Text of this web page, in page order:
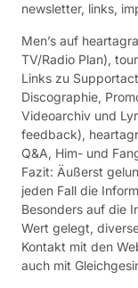
newsletter, links,
Men’s auf
TV/Radio Plan),
Links zu
Discographie,
Videoarchiv und
feedback),
Q&A, Him- und
Fazit: Äußerst
jeden Fall die
Besonders auf die
Wert gelegt,
Kontakt mit den
auch mit